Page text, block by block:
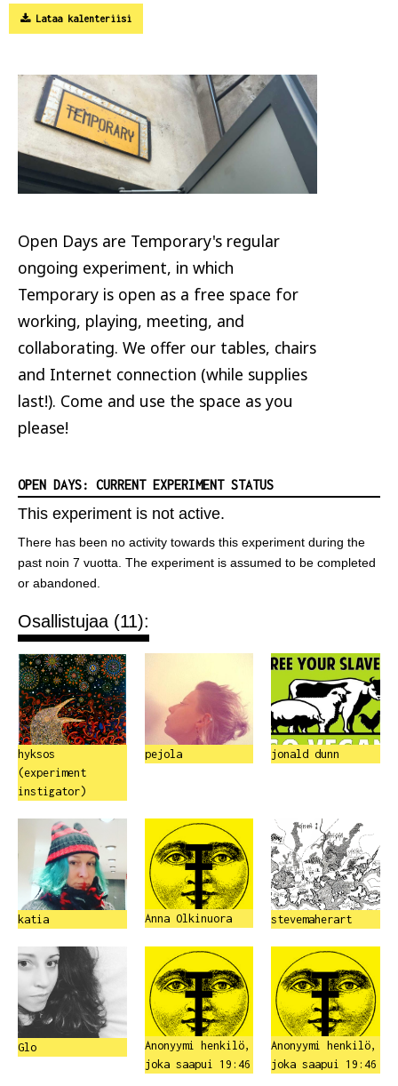
Lataa kalenteriisi
Open Days are Temporary's regular
ongoing experiment, in which
Temporary is open as a free space for
working, playing, meeting, and
collaborating. We offer our tables, chairs
and Internet connection (while supplies
last!). Come and use the space as you
please!
OPEN DAYS: CURRENT EXPERIMENT STATUS
This experiment is not active.
There has been no activity towards this experiment during the
past noin 7 vuotta. The experiment is assumed to be completed
or abandoned.
Osallistujaa (11):
hyksos
(experiment
instigator)
pejola jonald dunn
katia Anna Olkinuora stevemaherart
Glo
Anonyymi henkilö,
joka saapui 19:46
Anonyymi henkilö,
joka saapui 19:46